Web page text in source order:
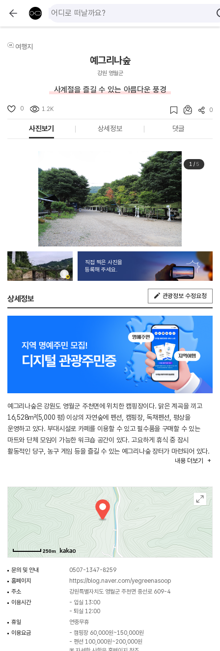
여행지
예그리나숲
강원 영월군
사계절을 즐길 수 있는 아름다운 풍경
0 1.2K 0
사진보기 상세정보 댓글
1/ 5
직접 찍은 사진을
등록해 주세요.
상세정보 관광정보 수정요청
예그리나숲은 강원도 영월군 주천면에 위치한 캠핑장이다. 맑은 계곡을 끼고
16,528㎡(5,000 평) 이상의 자연숲에 펜션, 캠핑장, 독채펜션, 평상을
운영하고 있다. 부대시설로 카페를 이용할 수 있고 필수품을 구매할 수 있는
마트와 단체 모임이 가능한 워크숍 공간이 있다. 고요하게 휴식 중 잠시
활동적인 당구, 농구 게임 등을 즐길 수 있는 예그리나숲 장터가 마련되어 있다.
계절마다 바뀌는 풍경이 아름다운 예그리나숲에서 자연을 만끽해보자.
내용 더보기
250m
문의 및 안내
0507-1347-8259
홈페이지
https://blog.naver.com/yegreenasoop
주소
강원특별자치도 영월군 주천면 중선로 609-4
이용시간
- 입실 13:00
- 퇴실 12:00
휴일
연중무휴
이용요금
- 캠핑장 60,000원~150,000원
- 펜션 100,000원~200,000원